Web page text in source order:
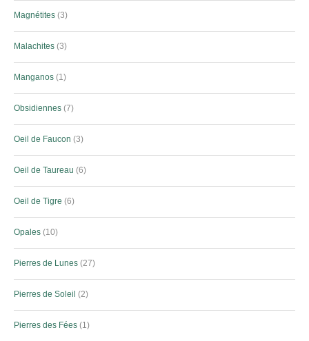
Magnétites 3
Malachites 3
Manganos 1
Obsidiennes 7
Oeil de Faucon 3
Oeil de Taureau 6
Oeil de Tigre 6
Opales 10
Pierres de Lunes 27
Pierres de Soleil 2
Pierres des Fées 1